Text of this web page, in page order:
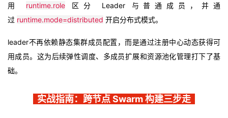
用
runtime.role
区分 Leader 与普通成员，并通
过 runtime.mode=distributed 开启分布式模式。
leader不再依赖静态集群成员配置，而是通过注册中心动态获得可
用成员。这为后续弹性调度、多成员扩展和资源池化管理打下了基
础。
实战指南：跨节点 Swarm 构建三步走